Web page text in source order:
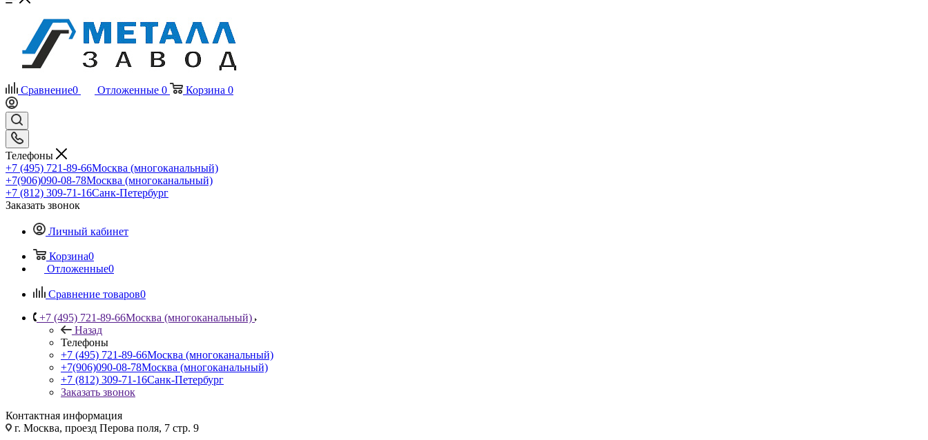
Сравнение0 Отложенные 0 Корзина 0
Телефоны
+7 (495) 721-89-66Москва (многоканальный)
+7(906)090-08-78Москва (многоканальный)
+7 (812) 309-71-16Санк-Петербург
Заказать звонок
Личный кабинет
Корзина0
Отложенные0
Сравнение товаров0
+7 (495) 721-89-66Москва (многоканальный)
Назад
Телефоны
+7 (495) 721-89-66Москва (многоканальный)
+7(906)090-08-78Москва (многоканальный)
+7 (812) 309-71-16Санк-Петербург
Заказать звонок
Контактная информация
г. Москва, проезд Перова поля, 7 стр. 9